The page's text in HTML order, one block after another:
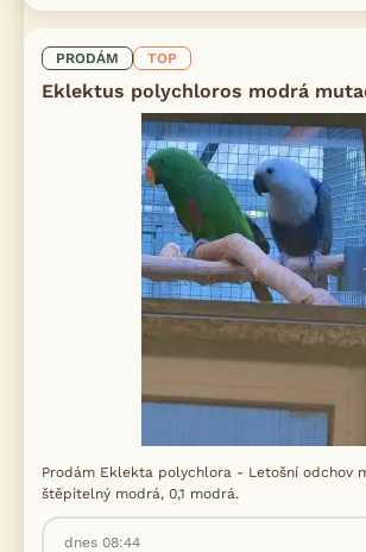
PRODÁM TOP
Eklektus polychloros modrá
Prodám Eklekta polychlora - Letošní odchov
štěpitelný modrá, 0,1 modrá.
dnes 08:44